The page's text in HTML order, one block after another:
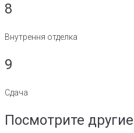
8
Внутрення отделка
9
Сдача
Посмотрите